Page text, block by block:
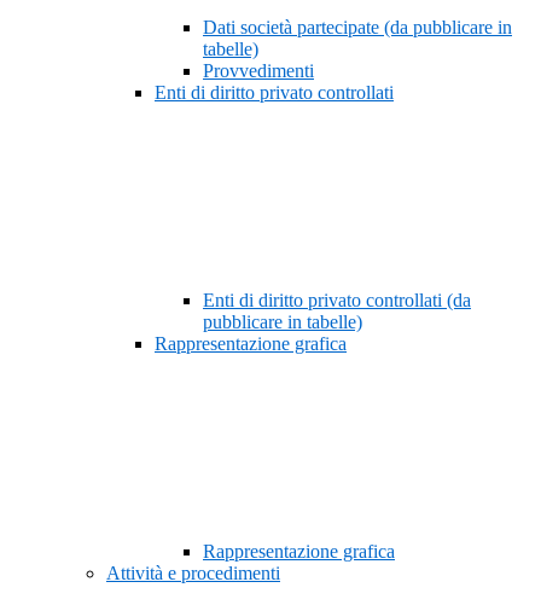
Dati società partecipate (da pubblicare in
tabelle)
Provvedimenti
Enti di diritto privato controllati
Enti di diritto privato controllati (da
pubblicare in tabelle)
Rappresentazione grafica
Rappresentazione grafica
Attività e procedimenti